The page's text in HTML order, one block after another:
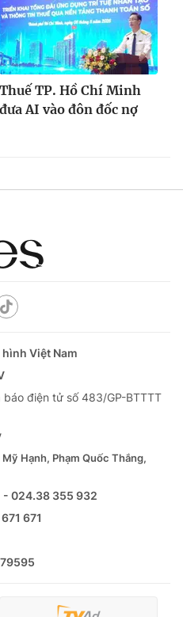
Thuế TP. Hồ Chí Minh
đưa AI vào đôn đốc nợ
Việt Nam
điện tử số 483/GP-BTTTT
Hạnh, Phạm Quốc Thắng,
- 024.38 355 932
671